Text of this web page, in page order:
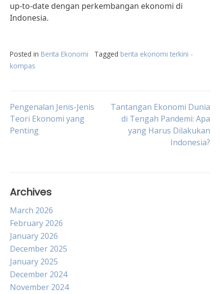
up-to-date dengan perkembangan ekonomi di
Indonesia.
Posted in Berita Ekonomi Tagged berita ekonomi terkini -
kompas
Post
navigation
Pengenalan Jenis-Jenis
Teori Ekonomi yang
Penting
Tantangan Ekonomi Dunia
di Tengah Pandemi: Apa
yang Harus Dilakukan
Indonesia?
Archives
March 2026
February 2026
January 2026
December 2025
January 2025
December 2024
November 2024